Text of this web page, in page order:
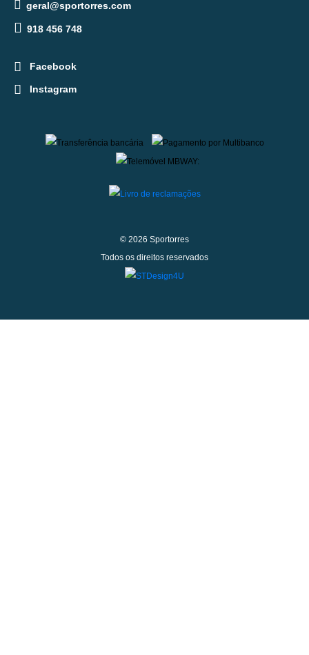
geral@sportorres.com
918 456 748
Facebook
Instagram
© 2026 Sportorres
Todos os direitos reservados